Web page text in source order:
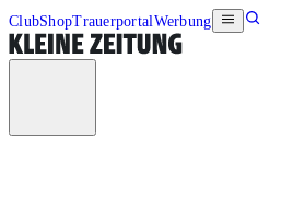
ClubShopTrauerportalWerbung